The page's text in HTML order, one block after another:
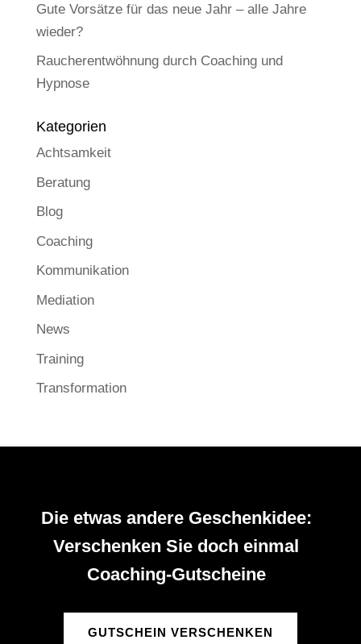
Gute Vorsätze für das neue Jahr – alle Jahre
wieder?
Raucherentwöhnung durch Coaching und
Hypnose
Kategorien
Achtsamkeit
Beratung
Blog
Coaching
Kommunikation
Mediation
News
Training
Transformation
Die etwas andere Geschenkidee:
Verschenken Sie doch einmal
Coaching-Gutscheine
GUTSCHEIN VERSCHENKEN